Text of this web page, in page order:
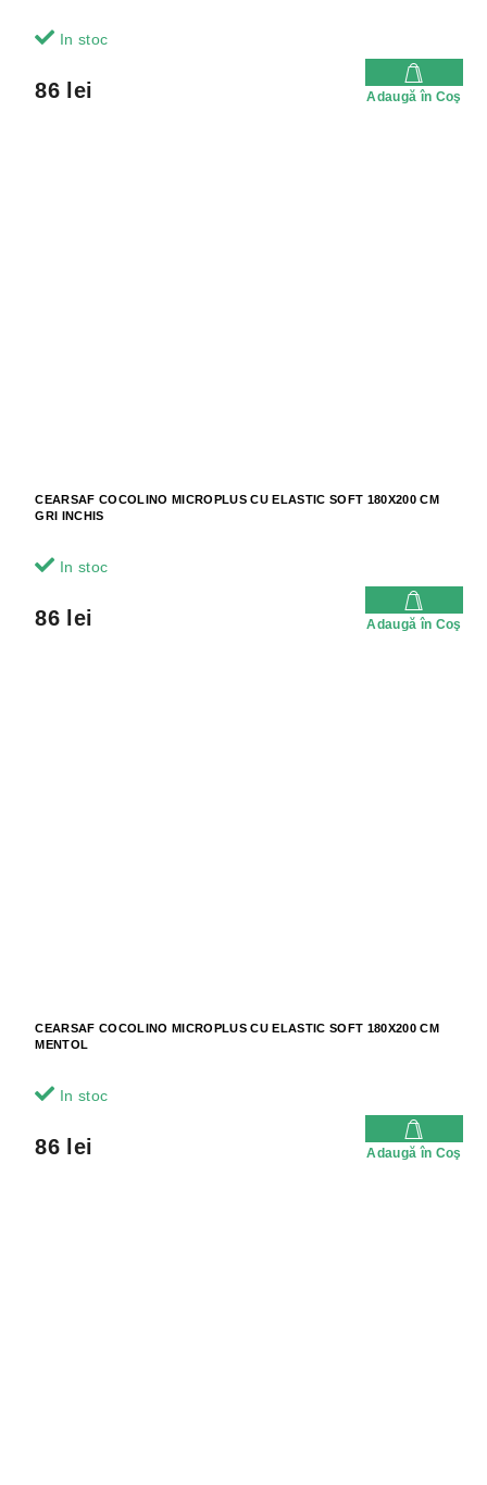
In stoc
86 lei Adaugă în Coş
CEARSAF COCOLINO MICROPLUS CU ELASTIC SOFT 180X200 CM
GRI INCHIS
In stoc
86 lei Adaugă în Coş
CEARSAF COCOLINO MICROPLUS CU ELASTIC SOFT 180X200 CM
MENTOL
In stoc
86 lei Adaugă în Coş